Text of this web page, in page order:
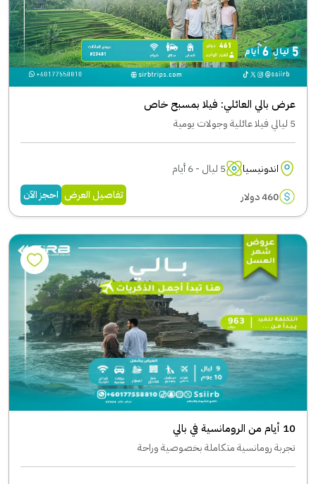
عرض بالي العائلي: فيلا بمسبح خاص
5 ليالي فيلا عائلية وجولات يومية
اندونيسيا
5 ليال - 6 أيام
460 دولار
تفاصيل العرض احجز الآن
10 أيام من الرومانسية في بالي
تجربة رومانسية متكاملة بخصوصية وراحة